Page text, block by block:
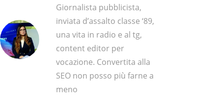
Giornalista pubblicista,
inviata d’assalto classe ‘89,
una vita in radio e al tg,
content editor per
vocazione. Convertita alla
SEO non posso più farne a
meno